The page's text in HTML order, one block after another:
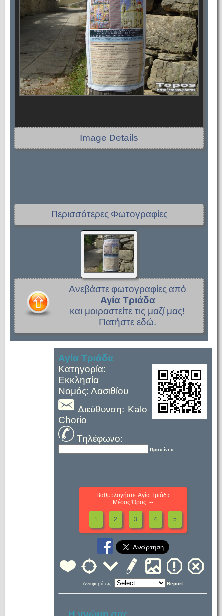
Image Details
Περισσότερες Φωτογραφίες
Ανεβάστε φωτογραφίες από
Αγία Τριάδα
και μοιραστείτε τις μαζί μας!
Πατήστε εδώ.
Αγία Τριάδα
Κατηγορία:
Εκκλησία
Νομός: Λασιθίου
Διεύθυνση: Kalo
Chorio
Τηλέφωνο:
Προτείνετε
Βαθμολογήστε: Αγία Τριάδα
Μέσος Όρος: --
1 2 3 4 5
Αναφορά ως: Report
Η γνώμη σας